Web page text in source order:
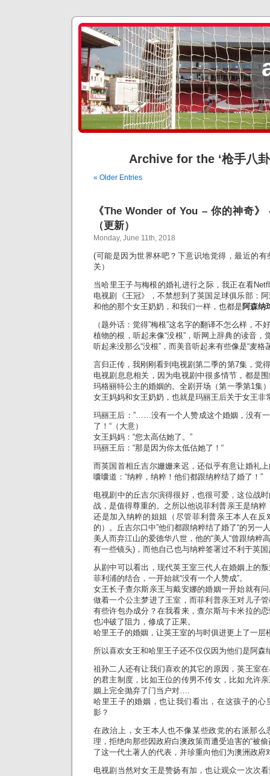
Archive for the ‘枪手八
« Older Entries
《The Wonder of You – 你的神奇
（更新）
Monday, June 11th, 2018
(可能是因为世界杯吧？下意识地觉得，最近的
关）
当哈里王子与梅根的婚礼进行之际，我正在看
电视剧《王冠》，不禁想到了英国足球俱乐部：
和他的那个女王奶奶，和我们一样，也都是 阿森纳
（题外话：觉得”梅根”这名字的翻译不怎么样，不
植物的根，听起来像“没根”，听网上辞典的读音，
听起来没那么“没根”，而美音听起来有些像是“麦格
言归正传，我刚刚看到电视剧第二季的第7集，觉
电视剧息息相关，因为电视剧中很多情节，都是
玛格丽特公主的婚姻的。全剧开场（第一季第1集
女王妈妈和女王奶奶，也就是玛丽王后关于女王非
玛丽王后：”……没有一个人赞成这个婚姻，没有
了！“（大意）
女王妈妈：“您太高估她了。”
玛丽王后：“那是因为你太低估她了！“
而英国首相丘吉尔姗姗来迟，还似乎有意让婚礼
囔囔道：“纳粹，纳粹！他们都跟纳粹结了婚了！”
电视剧中的丘吉尔演得很好，也很可爱，这位战
战，是值得尊重的。之所以他说菲利普亲王是纳粹
还是加入纳粹的姐姐（尽管菲利普亲王本人在反
的）。丘吉尔口中”他们都跟纳粹结了婚了“的另一
美人而弃江山的爱德华八世，他的“美人“曾跟纳粹
有一些镜头)，而他自己也与纳粹签署过不利于英
从剧中可以看出，现代英王室三代人在婚姻上的
菲利浦的结合，一开始就“没有一个人赞成”。
女王长子查尔斯亲王与戴安娜的婚姻一开始就有
做着一个公主梦进了王室，而菲利普亲王对儿子
有些许包办成分？在我看来，查尔斯与卡米拉的
也冲破了阻力，修成了正果。
哈里王子的婚姻，让英王室的与时俱进更上了一层
所以喜欢女王和哈里王子还不仅仅因为他们是阿森
祖孙二人还有让我们喜欢的其它的原因，英王室
的君主制度，比如王位的传男不传女，比如允许
姻上完全抛弃了门当户对….
哈里王子的婚姻，也让我们看出，在这孩子的心
影？
在政治上，女王本人也不像某些政党的右派那么
理，拒绝向那些因政府白澳政策而遭受迫害的“被
了这一代土著人的代表，并珍重向他们为澳洲政
电视剧当然对女王是赞扬有加，也让观众一次次